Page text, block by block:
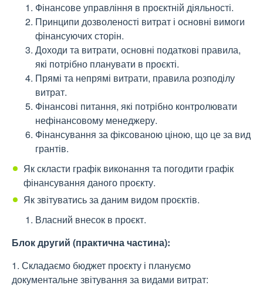
Фінансове управління в проєктній діяльності.
Принципи дозволеності витрат і основні вимоги
фінансуючих сторін.
Доходи та витрати, основні податкові правила,
які потрібно планувати в проєкті.
Прямі та непрямі витрати, правила розподілу
витрат.
Фінансові питання, які потрібно контролювати
нефінансовому менеджеру.
Фінансування за фіксованою ціною, що це за вид
грантів.
Як скласти графік виконання та погодити графік
фінансування даного проєкту.
Як звітуватись за даним видом проєктів.
Власний внесок в проєкт.
Блок другий (практична частина):
1. Складаємо бюджет проєкту і плануємо
документальне звітування за видами витрат: